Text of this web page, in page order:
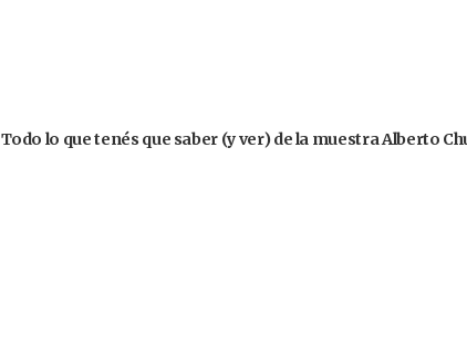
Todo lo que tenés que saber (y ver) de la muestra Alberto